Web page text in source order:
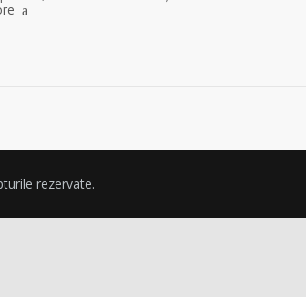
rezervate.